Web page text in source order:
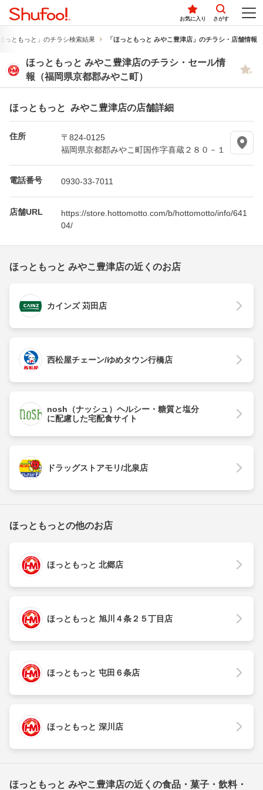
お気に入り さがす
っともっと」のチラシ検索結果 「ほっともっと みやこ豊津店」のチラシ・店舗情報
ほっともっと みやこ豊津店のチラシ・セール情
報（福岡県京都郡みやこ町）
ほっともっと みやこ豊津店の店舗詳細
住所
〒824-0125
福岡県京都郡みやこ町国作字喜蔵２８０－１
電話番号 0930-33-7011
店舗URL
https://store.hottomotto.com/b/hottomotto/info/641
04/
ほっともっと みやこ豊津店の近くのお店
カインズ 苅田店
西松屋チェーン/ゆめタウン行橋店
nosh（ナッシュ）ヘルシー・糖質と塩分
に配慮した宅配食サイト
ドラッグストアモリ/北泉店
ほっともっとの他のお店
ほっともっと 北郷店
ほっともっと 旭川４条２５丁目店
ほっともっと 屯田６条店
ほっともっと 深川店
ほっともっと みやこ豊津店の近くの食品・菓子・飲料・